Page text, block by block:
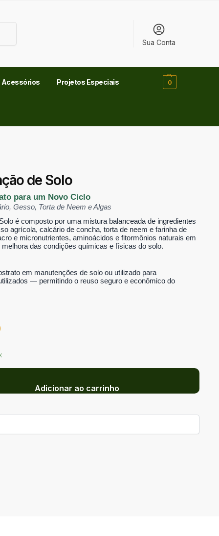
Sua Conta
Acessórios Projetos Especiais 0
de Solo
para um Novo Ciclo
Gesso, Torta de Neem e Algas
é composto por uma mistura balanceada de ingredientes
agrícola, calcário de concha, torta de neem e farinha de
e micronutrientes, aminoácidos e fitormônios naturais em
melhora das condições químicas e físicas do solo.
em manutenções de solo ou utilizado para
— permitindo o reuso seguro e econômico do
Adicionar ao carrinho